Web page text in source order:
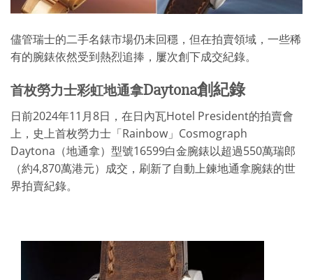
儘管瑞士的二手名錶市場仍未回穩，但在拍賣領域，一些稀
有的腕錶依然受到熱烈追捧，屢次創下成交紀錄。
首枚勞力士彩虹地通拿Daytona創紀錄
日前2024年11月8日，在日內瓦Hotel President的拍賣會
上，史上首枚勞力士「Rainbow」Cosmograph
Daytona（地通拿）型號16599白金腕錶以超過550萬瑞郎
（約4,870萬港元）成交，刷新了自動上鍊地通拿腕錶的世
界拍賣紀錄。